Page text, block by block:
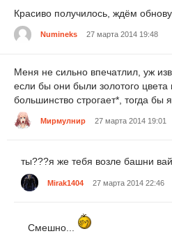
Красиво получилось, ждём обнову.
Numineks 27 марта 2014 19:48
Меня не сильно впечатлил, уж
если бы они были золотого цвета
большинство строгает*, тогда бы
Мирмулнир 27 марта 2014 19:01
ты???я же тебя возле башни
Mirak1404 27 марта 2014 22:46
Смешно...